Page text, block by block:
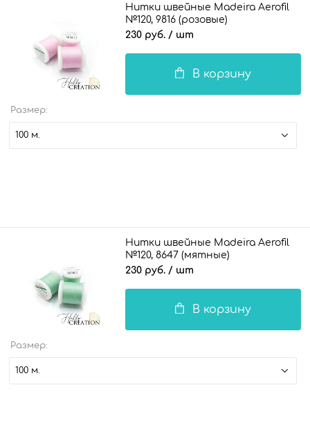
Нитки швейные Madeira Aerofil
№120, 9816 (розовые)
230 руб. / шт
В корзину
Размер:
100 м.
Нитки швейные Madeira Aerofil
№120, 8647 (мятные)
230 руб. / шт
В корзину
Размер:
100 м.